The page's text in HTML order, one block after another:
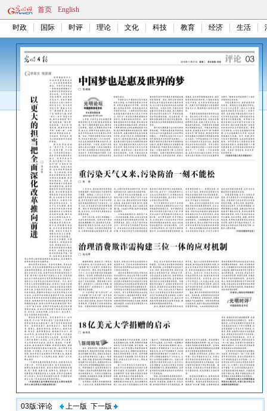
首页 English
时政 国际 时评 理论 文化 科技 教育 经济 生活
03版:评论 上一版 下一版